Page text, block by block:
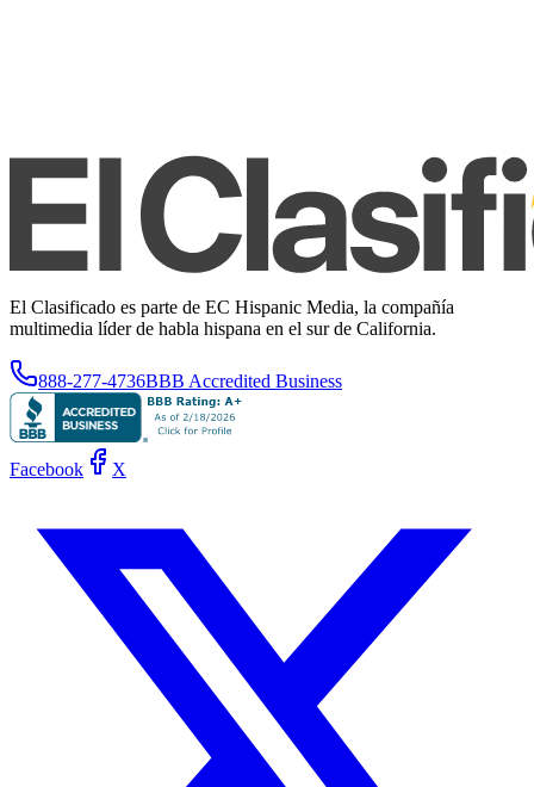
El Clasificado es parte de EC Hispanic Media, la compañía
multimedia líder de habla hispana en el sur de California.
888-277-4736BBB Accredited Business
Facebook X